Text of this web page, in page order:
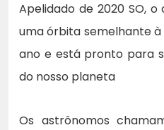
Apelidado de 2020 SO,
uma órbita semelhante
ano e está pronto para
do nosso planeta
Os astrônomos